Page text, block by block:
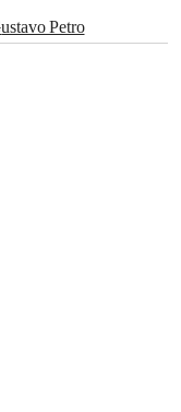
Gustavo Petro